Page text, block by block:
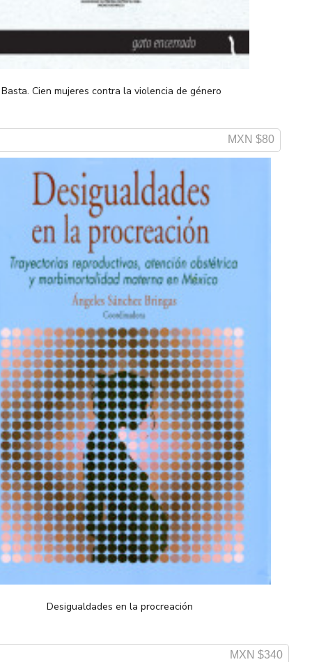
Basta. Cien mujeres contra la violencia de género
MXN $80
Desigualdades en la procreación
MXN $340